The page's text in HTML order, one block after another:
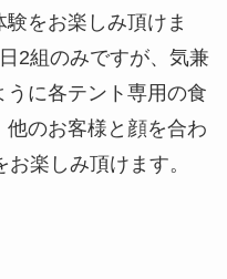
をお楽しみ頂けま
2組のみですが、気兼
に各テント専用の食
のお客様と顔を合わ
楽しみ頂けます。